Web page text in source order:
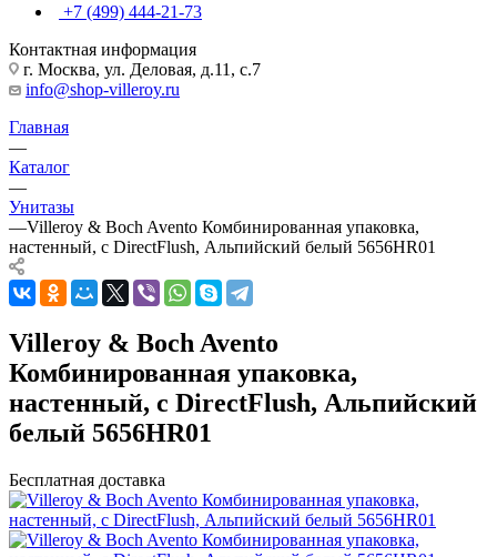
+7 (499) 444-21-73
Контактная информация
г. Москва, ул. Деловая, д.11, с.7
info@shop-villeroy.ru
Главная
—
Каталог
—
Унитазы
—Villeroy & Boch Avento Комбинированная упаковка,
настенный, с DirectFlush, Альпийский белый 5656HR01
Villeroy & Boch Avento
Комбинированная упаковка,
настенный, с DirectFlush, Альпийский
белый 5656HR01
Бесплатная доставка